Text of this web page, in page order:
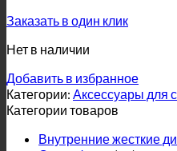
Заказать в один клик
Нет в наличии
Добавить в избранное
Категории: Аксессуары для
Категории товаров
Внутренние жесткие